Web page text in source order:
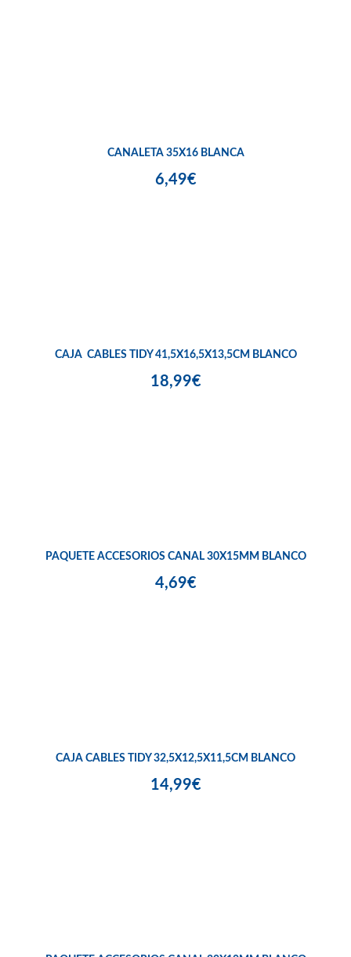
CANALETA 35X16 BLANCA
6,49€
CAJA CABLES TIDY 41,5X16,5X13,5CM BLANCO
18,99€
PAQUETE ACCESORIOS CANAL 30X15MM BLANCO
4,69€
CAJA CABLES TIDY 32,5X12,5X11,5CM BLANCO
14,99€